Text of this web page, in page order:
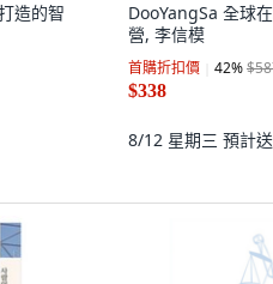
造的智
DooYangSa 全球
營, 李信模
首購折扣價 42%
$338
8/12 星期三 預計